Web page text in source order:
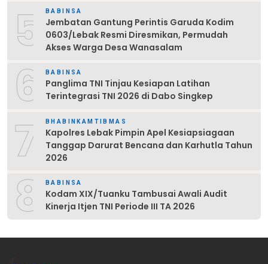
5 BABINSA
Jembatan Gantung Perintis Garuda Kodim
0603/Lebak Resmi Diresmikan, Permudah
Akses Warga Desa Wanasalam
6 BABINSA
Panglima TNI Tinjau Kesiapan Latihan
Terintegrasi TNI 2026 di Dabo Singkep
7 BHABINKAMTIBMAS
Kapolres Lebak Pimpin Apel Kesiapsiagaan
Tanggap Darurat Bencana dan Karhutla Tahun
2026
8 BABINSA
Kodam XIX/Tuanku Tambusai Awali Audit
Kinerja Itjen TNI Periode III TA 2026